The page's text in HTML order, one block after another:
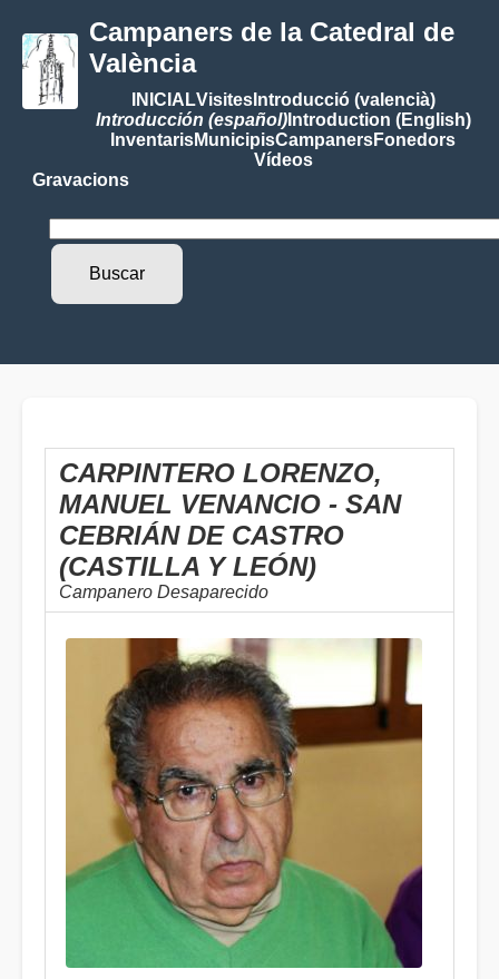
Campaners de la Catedral de
València
INICIALVisitesIntroducció (valencià)
Introducción (español)Introduction (English)
InventarisMunicipisCampanersFonedors
Vídeos
Gravacions
CARPINTERO LORENZO,
MANUEL VENANCIO - SAN
CEBRIÁN DE CASTRO
(CASTILLA Y LEÓN)
Campanero Desaparecido